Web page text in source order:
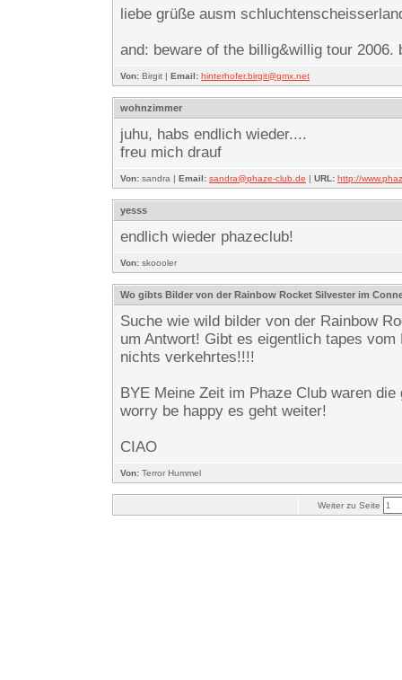
liebe grüße ausm
and: beware of the billig&willig tour 2006.
Von: Birgit | Email: hinterhofer.birgit@gmx.net
wohnzimmer
juhu, habs endlich wieder....
freu mich drauf
Von: sandra | Email: sandra@phaze-club.de | URL: http://
yesss
endlich wieder phazeclub!
Von: skoooler
Wo gibts Bilder von der Rainbow Rocket Silvester im
Suche wie wild bilder von der Rainbow
um Antwort! Gibt es eigentlich tapes
nichts verkehrtes!!!!
BYE Meine Zeit im Phaze Club waren
worry be happy es geht weiter!
CIAO
Von: Terror Hummel
Weiter zu Seite